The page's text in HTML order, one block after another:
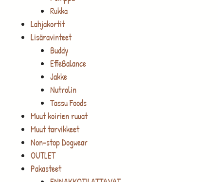
Rukka
Lahjakortit
Lisäravinteet
Buddy
EffeBalance
Jakke
Nutrolin
Tassu Foods
Muut koirien ruuat
Muut tarvikkeet
Non-stop Dogwear
OUTLET
Pakasteet